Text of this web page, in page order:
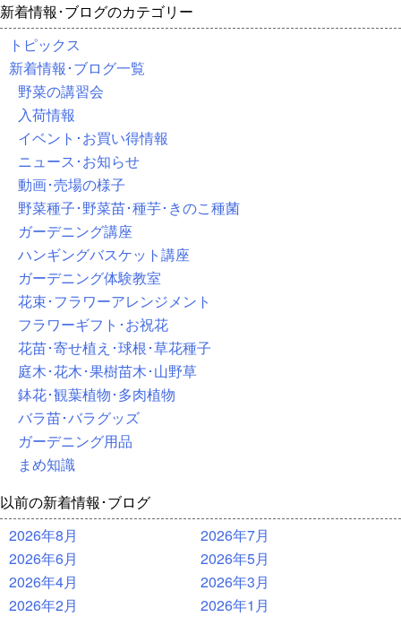
新着情報･ブログのカテゴリー
トピックス
新着情報･ブログ一覧
野菜の講習会
入荷情報
イベント･お買い得情報
ニュース･お知らせ
動画･売場の様子
野菜種子･野菜苗･種芋･きのこ種菌
ガーデニング講座
ハンギングバスケット講座
ガーデニング体験教室
花束･フラワーアレンジメント
フラワーギフト･お祝花
花苗･寄せ植え･球根･草花種子
庭木･花木･果樹苗木･山野草
鉢花･観葉植物･多肉植物
バラ苗･バラグッズ
ガーデニング用品
まめ知識
以前の新着情報･ブログ
2026年8月
2026年7月
2026年6月
2026年5月
2026年4月
2026年3月
2026年2月
2026年1月